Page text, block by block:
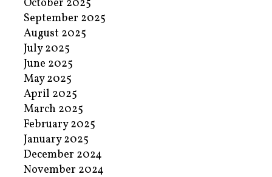
October 2025
September 2025
August 2025
July 2025
June 2025
May 2025
April 2025
March 2025
February 2025
January 2025
December 2024
November 2024